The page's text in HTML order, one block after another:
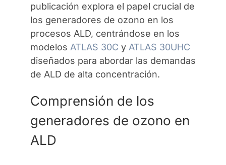
publicación explora el papel crucial de
los generadores de ozono en los
procesos ALD, centrándose en los
modelos ATLAS 30C y ATLAS 30UHC
diseñados para abordar las demandas
de ALD de alta concentración.
Comprensión de los
generadores de ozono en
ALD